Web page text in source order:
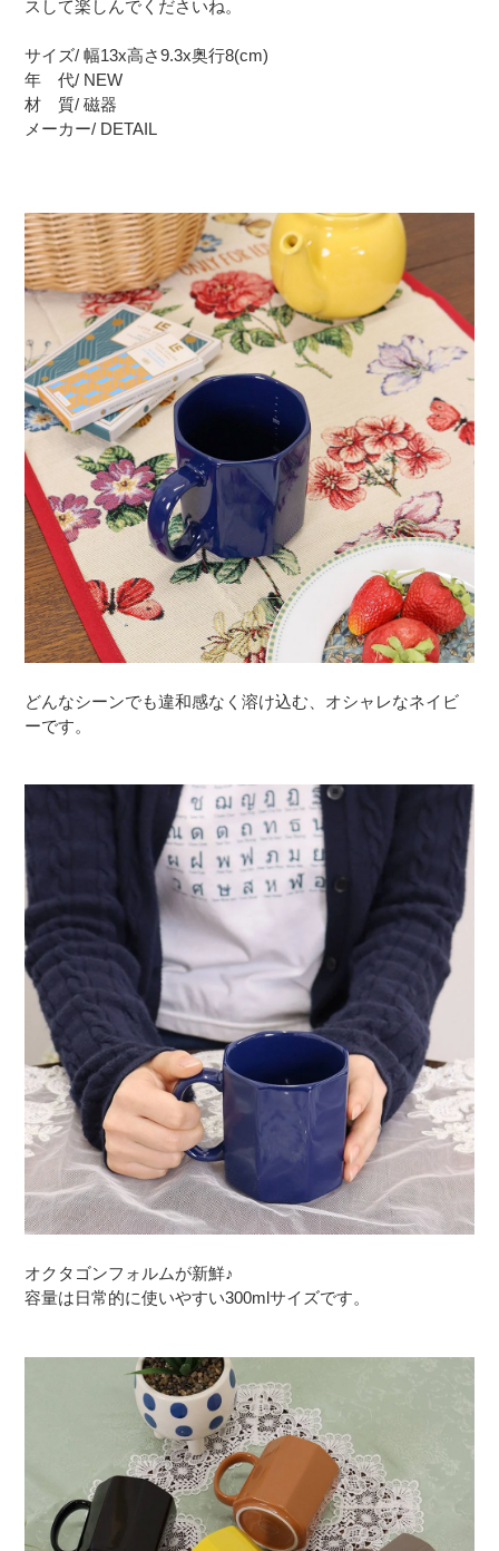
スして楽しんでくださいね。
サイズ/ 幅13x高さ9.3x奥行8(cm)
年 代/ NEW
材 質/ 磁器
メーカー/ DETAIL
どんなシーンでも違和感なく溶け込む、オシャレなネイビ
ーです。
オクタゴンフォルムが新鮮♪
容量は日常的に使いやすい300mlサイズです。